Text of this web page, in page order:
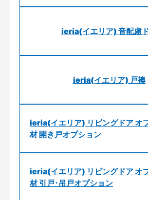
ieria(イエリア) 音配慮
ieria(イエリア) 戸襖
ieria(イエリア) リビングドア オ
材 開き戸オプション
ieria(イエリア) リビングドア オ
材 引戸･吊戸オプション